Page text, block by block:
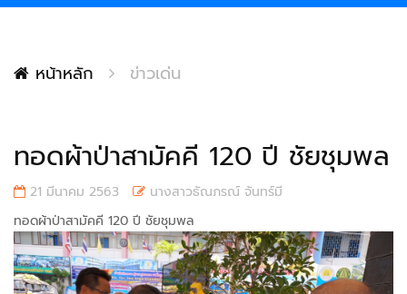
หน้าหลัก ข่าวเด่น
ทอดผ้าป่าสามัคคี 120 ปี ชัยชุมพล
21 มีนาคม 2563
นางสาวธัณภรณ์ จันทร์มี
ทอดผ้าป่าสามัคคี 120 ปี ชัยชุมพล